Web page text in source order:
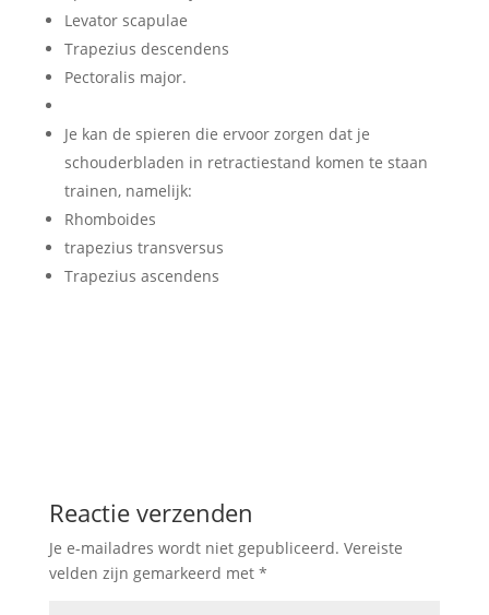
Levator scapulae
Trapezius descendens
Pectoralis major.
Je kan de spieren die ervoor zorgen dat je
schouderbladen in retractiestand komen te staan
trainen, namelijk:
Rhomboides
trapezius transversus
Trapezius ascendens
Reactie verzenden
Je e-mailadres wordt niet gepubliceerd. Vereiste
velden zijn gemarkeerd met *